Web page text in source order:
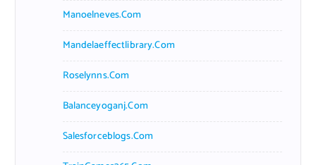
Manoelneves.com
Mandelaeffectlibrary.com
Roselynns.com
Balanceyoganj.com
Salesforceblogs.com